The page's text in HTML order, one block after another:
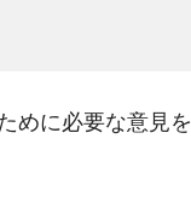
めに必要な意見を